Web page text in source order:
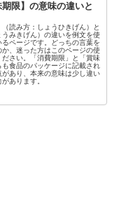
期限】の意味の違いと
読み方：しょうひきげん）と
うみきげん）の違いを例文を使
ページです。どっちの言葉を
、迷った方はこのページの使
さい。「消費期限」と「賞味
食品のパッケージに記載され
あり、本来の意味は少し違い
あります。